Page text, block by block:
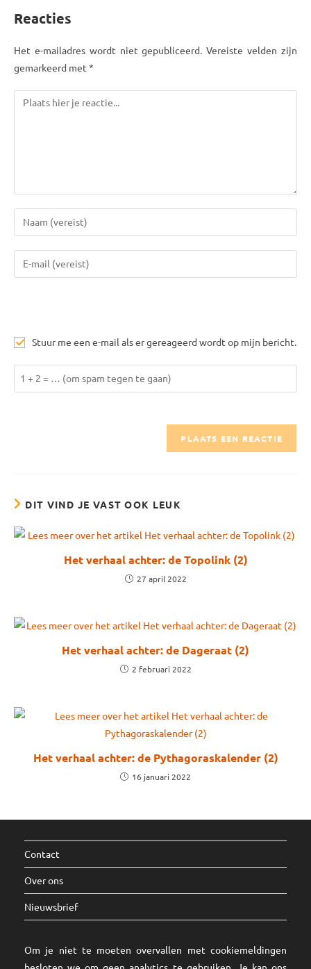
Reacties
Het e-mailadres wordt niet gepubliceerd. Vereiste velden zijn
gemarkeerd met *
Reactie
Voer
je
naam
te
Vul
je
om
te
kunnen
reageren
Stuur me een e-mail als er gereageerd wordt op mijn bericht.
Los
1
reageren.
DIT VIND JE VAST OOK LEUK
Het verhaal achter: de Topolink (2)
27 april 2022
Het verhaal achter: de Dageraat (2)
2 februari 2022
Het verhaal achter: de Pythagoraskalender (2)
16 januari 2022
Contact
Over ons
Nieuwsbrief
Om je niet te moeten overvallen met cookiemeldingen